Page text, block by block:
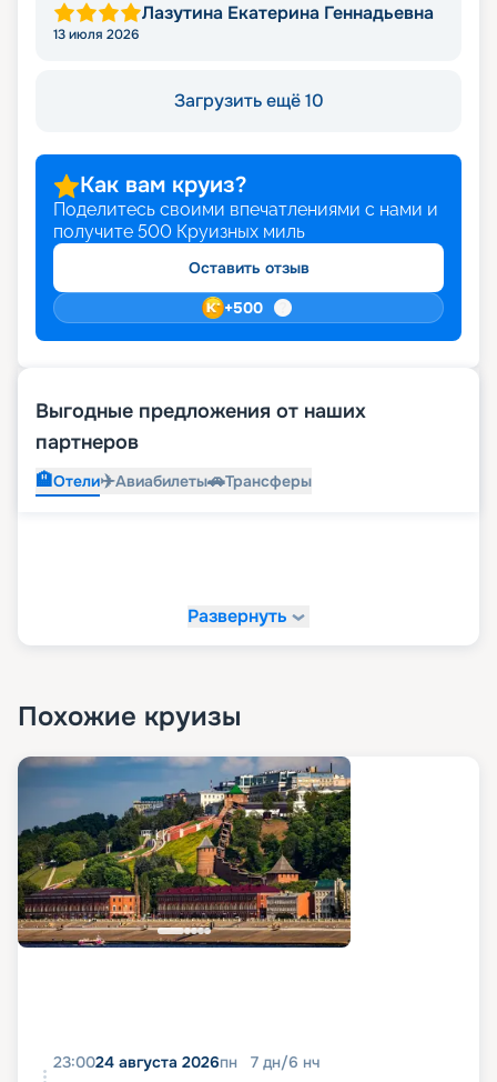
Лазутина Екатерина Геннадьевна
13 июля 2026
Загрузить ещё 10
Как вам круиз?
Поделитесь своими впечатлениями с нами и
получите 500 Круизных миль
Оставить отзыв
+500
Выгодные предложения от наших
партнеров
🏨Отели✈️Авиабилеты🚗Трансферы
Развернуть
Похожие круизы
23:0024 августа 2026пн 7 дн/6 нч